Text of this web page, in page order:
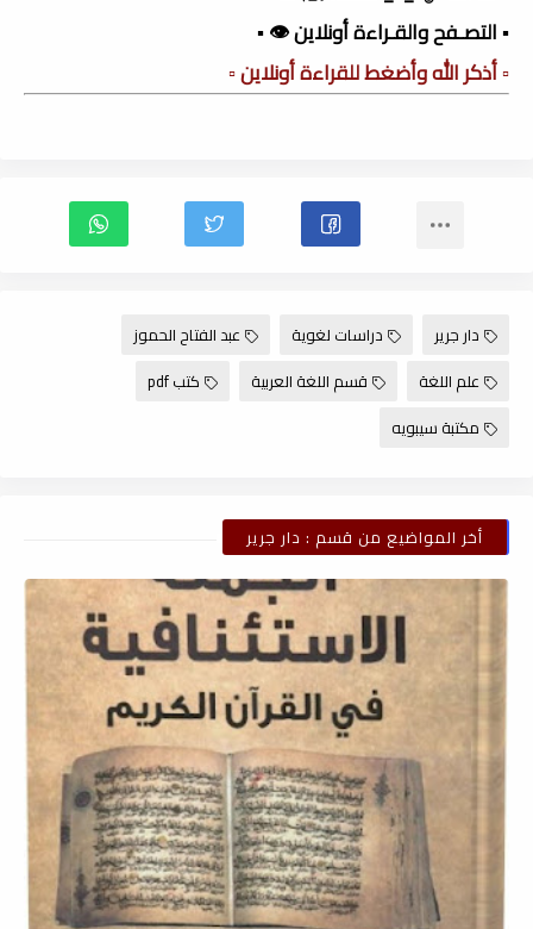
▪️ التصـفح والقـراءة أونلاين 👁️ ▪️
▫️ أذكر الله وأضغط للقراءة أونلاين ▫️
دار جرير دراسات لغوية
عبد الفتاح الحموز
علم اللغة
قسم اللغة العربية
كتب pdf
مكتبة سيبويه
أخر المواضيع من قسم : دار جرير